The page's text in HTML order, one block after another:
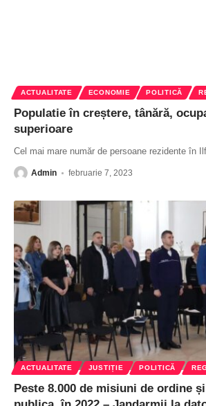
ACTUALITATE ECONOMIE POLITICĂ
Populatie în creștere, tânără,
superioare
Cel mai mare număr de persoane rezidente în
Admin februarie 7, 2023
ACTUALITATE JUSTIȚIE POLITICĂ
Peste 8.000 de misiuni de ordine